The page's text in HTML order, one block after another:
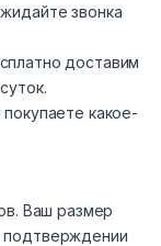
звонка
доставим
какое-
Ваш размер
подтверждении